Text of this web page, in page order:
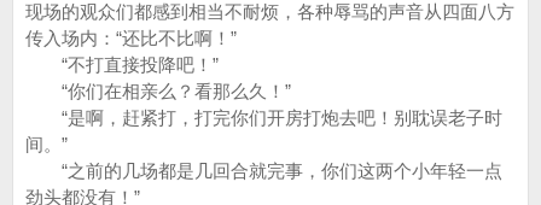
现场的观众们都感到相当不耐烦，各种辱骂的声音从四面八方
传入场内：“还比不比啊！”
“不打直接投降吧！”
“你们在相亲么？看那么久！”
“是啊，赶紧打，打完你们开房打炮去吧！别耽误老子时
间。”
“之前的几场都是几回合就完事，你们这两个小年轻一点
劲头都没有！”